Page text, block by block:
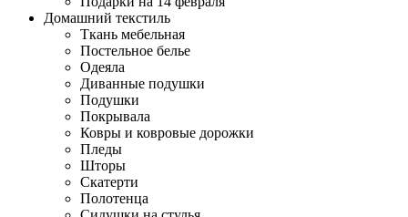
Домашний текстиль
Ткань мебельная
Постельное белье
Одеяла
Диванные подушки
Подушки
Покрывала
Ковры и ковровые дорожки
Пледы
Шторы
Скатерти
Полотенца